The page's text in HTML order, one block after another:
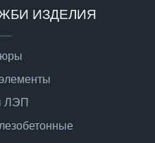
ИЗДЕЛИЯ
ЛЭП